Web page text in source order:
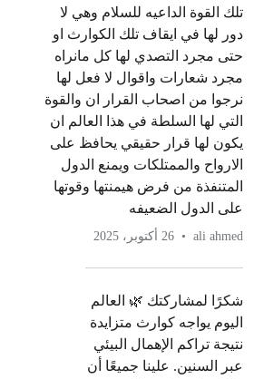
تلك القوة الداعيه للسلام وهي لا
دور لها في ايقاف تلك الكوارث او
حتى مجرد التصدي لها كل مانراه
مجرد شعارات واقوال لا فعل لها
نرجوا من اصحاب القرار ان والقوة
التي لها السلطة في هذا العالم ان
يكون لها قرار حقيقي يحافظ على
الارواح والممتلكات ويمنع الدول
المتنفذة من فرض هيمنتها وقوتها
على الدول الضعيفه
ali ahmed 26 أكتوبر، 2025
شكرًا لمشاركتك 🌿 العالم
اليوم يواجه كوارث متزايدة
نتيجة تراكم الإهمال البيئي
عبر السنين. علينا جميعًا أن